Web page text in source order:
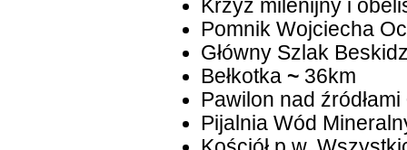
Krzyż milenijny i
Pomnik Wojciecha
Główny Szlak
Bełkotka ~36km
Pawilon nad źródłami
Pijalnia Wód